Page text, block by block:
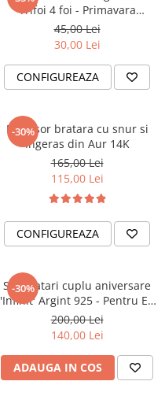
Trifoi 4 foi - Primavara
Frumoasa!
45,00 Lei
30,00 Lei
CONFIGUREAZA
-30%
Martisor bratara cu snur si
Ingeras din Aur 14K
165,00 Lei
115,00 Lei
CONFIGUREAZA
-30%
Set bratari cuplu aniversare
'Infinit' Argint 925 - Pentru Ea
si Pentru El
200,00 Lei
140,00 Lei
ADAUGA IN COS